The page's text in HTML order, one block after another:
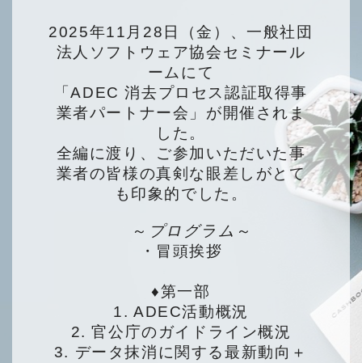
2025年11月28日（金）、一般社団
法人ソフトウェア協会セミナール
ームにて
「ADEC 消去プロセス認証取得事
業者パートナー会」が開催されま
した。
全編に渡り、ご参加いただいた事
業者の皆様の真剣な眼差しがとて
も印象的でした。
～ プログラム ～
・冒頭挨拶
♦第一部
1. ADEC活動概況
2. 官公庁のガイドライン概況
3. データ抹消に関する最新動向＋